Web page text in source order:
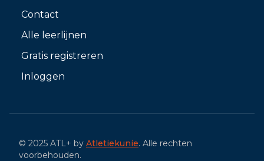
Contact
Alle leerlijnen
Gratis registreren
Inloggen
© 2025 ATL+ by Atletiekunie. Alle rechten
voorbehouden.